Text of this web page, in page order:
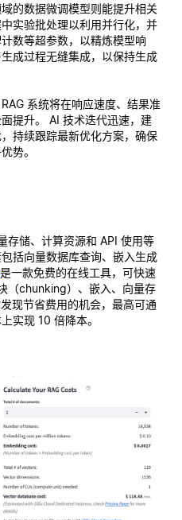
的数据微调模型则能提升相关
实验批处理以利用并行化，并
数等超参数，以精炼模型响
成过程无缝集成，以保持生成
系统将在响应速度、结果准
提升。 AI 技术迭代迅速，建
持续跟踪最新优化方案，确保
势。
存储、计算资源和 API 使用等
括向量数据库查询、嵌入生成
是一款免费的在线工具，可快速
（chunking）、嵌入、向量存
现节省费用的机会，最高可通
实现 10 倍降本。